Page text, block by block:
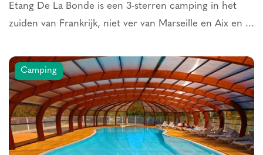
Etang De La Bonde is een 3-sterren camping in het
zuiden van Frankrijk, niet ver van Marseille en Aix en ...
Camping